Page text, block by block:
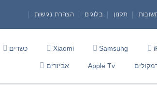
תקנון בלוגים הצהרת נגישות
Samsung
Xiaomi כשרים
Apple Tv אביזרים